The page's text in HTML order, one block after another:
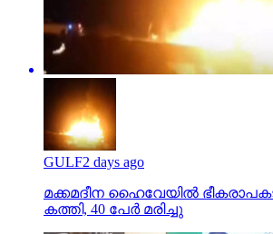
GULF2 days ago
മക്കമദീന ഹൈവേയില്‍
കത്തി, 40 പേര്‍ മരിച്ചു